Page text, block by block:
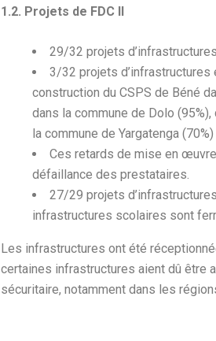
1.2. Projets de FDC II
29/32 projets
3/32 projets d’infrastructures
construction du CSPS de Béné
dans la commune de Dolo
la commune de Yargatenga
Ces retards de mise en
défaillance des prestataires.
27/29 projets
infrastructures scolaires sont
Les infrastructures ont été
certaines infrastructures aient dû être
sécuritaire, notamment dans les